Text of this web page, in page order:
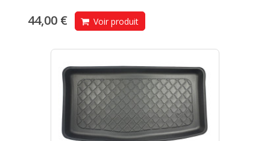
44,00 € Voir produit